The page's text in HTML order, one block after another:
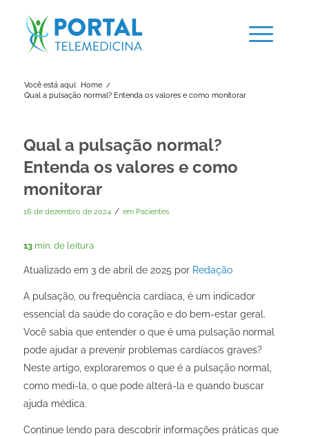
Você está aqui: Home /
Qual a pulsação normal? Entenda os valores e como monitorar
Qual a pulsação normal?
Entenda os valores e como
monitorar
16 de dezembro de 2024 / em Pacientes
13 min. de leitura
Atualizado em 3 de abril de 2025 por Redação
A pulsação, ou frequência cardíaca, é um indicador
essencial da saúde do coração e do bem-estar geral.
Você sabia que entender o que é uma pulsação normal
pode ajudar a prevenir problemas cardíacos graves?
Neste artigo, exploraremos o que é a pulsação normal,
como medi-la, o que pode alterá-la e quando buscar
ajuda médica.
Continue lendo para descobrir informações práticas que